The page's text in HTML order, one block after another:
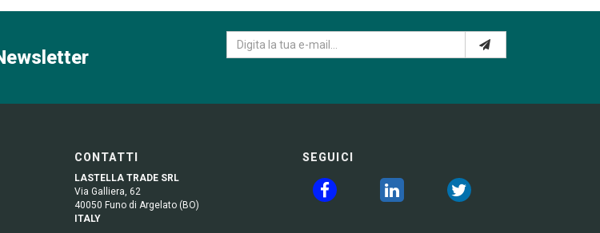
CONTATTI
LASTELLA TRADE SRL
Via Galliera, 62
40050 Funo di Argelato (BO)
ITALY
SEGUICI